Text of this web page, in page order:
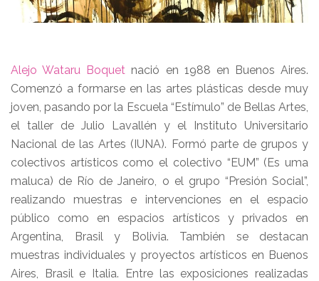
Alejo Wataru Boquet nació en 1988 en Buenos Aires.
Comenzó a formarse en las artes plásticas desde muy
joven, pasando por la Escuela “Estímulo” de Bellas Artes,
el taller de Julio Lavallén y el Instituto Universitario
Nacional de las Artes (IUNA). Formó parte de grupos y
colectivos artísticos como el colectivo “EUM” (Es uma
maluca) de Río de Janeiro, o el grupo “Presión Social”,
realizando muestras e intervenciones en el espacio
público como en espacios artísticos y privados en
Argentina, Brasil y Bolivia. También se destacan
muestras individuales y proyectos artísticos en Buenos
Aires, Brasil e Italia. Entre las exposiciones realizadas